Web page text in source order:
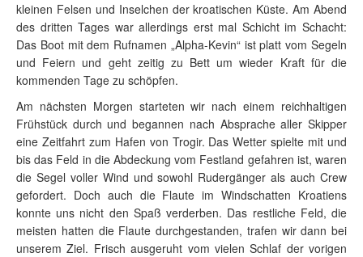
kleinen Felsen und Inselchen der kroatischen Küste. Am Abend
des dritten Tages war allerdings erst mal Schicht im Schacht:
Das Boot mit dem Rufnamen „Alpha-Kevin“ ist platt vom Segeln
und Feiern und geht zeitig zu Bett um wieder Kraft für die
kommenden Tage zu schöpfen.
Am nächsten Morgen starteten wir nach einem reichhaltigen
Frühstück durch und begannen nach Absprache aller Skipper
eine Zeitfahrt zum Hafen von Trogir. Das Wetter spielte mit und
bis das Feld in die Abdeckung vom Festland gefahren ist, waren
die Segel voller Wind und sowohl Rudergänger als auch Crew
gefordert. Doch auch die Flaute im Windschatten Kroatiens
konnte uns nicht den Spaß verderben. Das restliche Feld, die
meisten hatten die Flaute durchgestanden, trafen wir dann bei
unserem Ziel. Frisch ausgeruht vom vielen Schlaf der vorigen